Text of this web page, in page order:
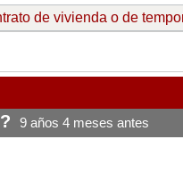
de vivienda o de
9 años 4 meses antes